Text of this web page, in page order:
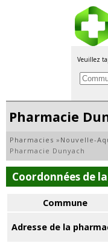
Veuillez
Pharmacie
Pharmacies » Nouvelle-
Pharmacie Dunyach
Coordonnées de
Commune
Adresse de la